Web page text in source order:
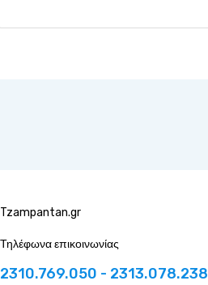
Tzampantan.gr
Τηλέφωνα επικοινωνίας
2310.769.050 - 2313.078.238